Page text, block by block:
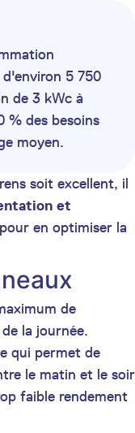
5 750
de 3 kWc à
% des besoins
moyen.
soit excellent, il
et
en optimiser la
de
la journée.
qui permet de
le matin et le
faible rendement